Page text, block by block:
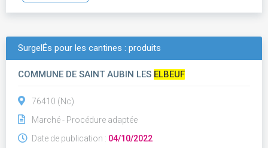
SurgelÉs pour les cantines : produits
COMMUNE DE SAINT AUBIN LES ELBEUF
76410 (Nc)
Marché - Procédure adaptée
Date de publication : 04/10/2022